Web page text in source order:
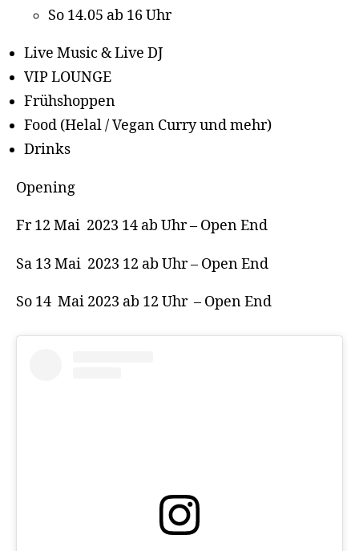
So 14.05 ab 16 Uhr
Live Music & Live DJ
VIP LOUNGE
Frühshoppen
Food (Helal / Vegan Curry und mehr)
Drinks
Opening
Fr 12 Mai 2023 14 ab Uhr – Open End
Sa 13 Mai 2023 12 ab Uhr – Open End
So 14 Mai 2023 ab 12 Uhr – Open End